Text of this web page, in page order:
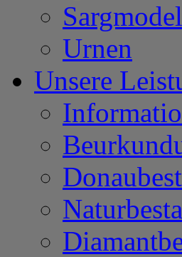
Urnen
Unsere